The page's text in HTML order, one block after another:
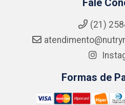
Fale
(21)
Formas de